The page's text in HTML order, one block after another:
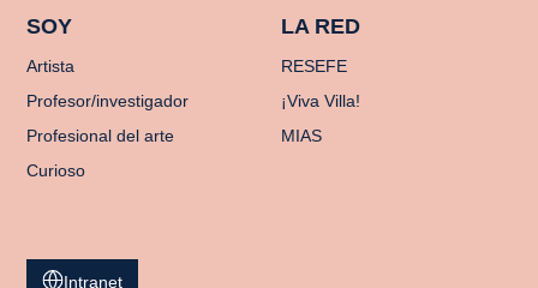
SOY
Artista
Profesor/investigador
Profesional del arte
Curioso
LA RED
RESEFE
¡Viva Villa!
MIAS
Intranet